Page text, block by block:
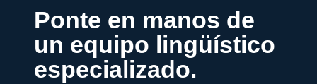
Presupuesto en 1 hora